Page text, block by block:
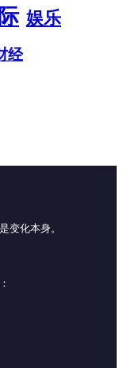
娱乐
经
变化本身。